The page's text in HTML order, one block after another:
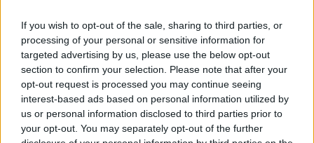
If you wish to opt-out of the sale, sharing to third parties, or
processing of your personal or sensitive information for
targeted advertising by us, please use the below opt-out
section to confirm your selection. Please note that after your
opt-out request is processed you may continue seeing
interest-based ads based on personal information utilized by
us or personal information disclosed to third parties prior to
your opt-out. You may separately opt-out of the further
már használnának valamit a szórendben a magyar
nyelvtani fogalmak közül, akkor az állítmány lenne. "
rossz embernek magyarázol hülyeségeket. most már
bizony használják az ige fogalmát az angol nyelv
tanításánál, épp csak ugyanaz a szó van rá, mint az
állítmányra. de attól még van olyan, hogy subject-
verb-object (alany-állítmány-tárgy), meg olyan is,